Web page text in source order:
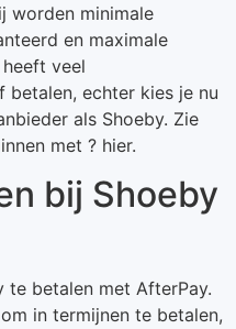
worden minimale
en maximale
veel
betalen, echter kies je nu
als Shoeby. Zie
met ? hier.
bij Shoeby
te betalen met AfterPay.
in termijnen te betalen,